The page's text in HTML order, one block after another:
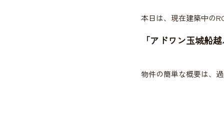
本日は、現在建築中の
「アドワン玉城船
物件の簡単な概要は、